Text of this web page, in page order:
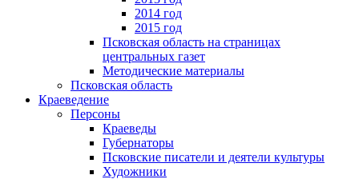
2014 год
2015 год
Псковская область на страницах
центральных газет
Методические материалы
Псковская область
Краеведение
Персоны
Краеведы
Губернаторы
Псковские писатели и деятели культуры
Художники